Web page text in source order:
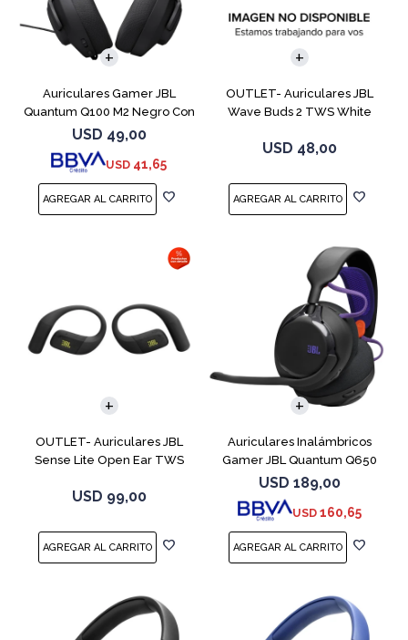
Auriculares Gamer JBL
Quantum Q100 M2 Negro Con
Micrófono
USD 49,00
USD 41,65
OUTLET- Auriculares JBL
Wave Buds 2 TWS White
USD 48,00
OUTLET- Auriculares JBL
Sense Lite Open Ear TWS
USD 99,00
Auriculares Inalámbricos
Gamer JBL Quantum Q650
Negro
USD 189,00
USD 160,65